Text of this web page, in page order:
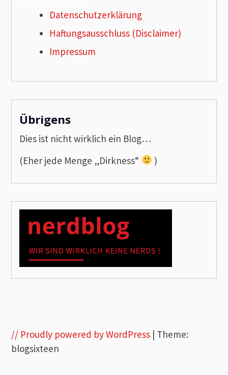
Datenschutzerklärung
Haftungsausschluss (Disclaimer)
Impressum
Übrigens
Dies ist nicht wirklich ein Blog…
(Eher jede Menge „Dirkness“
)
// Proudly powered by WordPress | Theme:
blogsixteen